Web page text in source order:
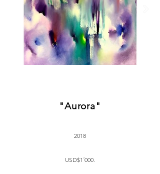
"Aurora"
2018
USD$1´000.